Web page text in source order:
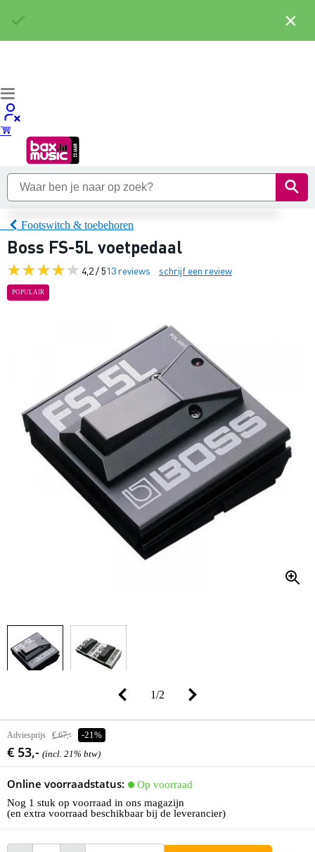
Footswitch & toebehoren
Boss FS-5L voetpedaal
4,2 / 513 reviews schrijf een review
POPULAIR
1/2
Adviesprijs € 67,- -21%
€ 53,- (incl. 21% btw)
Online voorraadstatus:
Op voorraad
Nog 1 stuk op voorraad in ons magazijn
(en extra voorraad beschikbaar bij de leverancier)
×